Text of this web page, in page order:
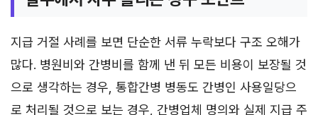
지급 거절 사례를 보면 단순한 서류 누락보다 구조 오해가
많다. 병원비와 간병비를 함께 낸 뒤 모든 비용이 보장될 것
으로 생각하는 경우, 통합간병 병동도 간병인 사용일당으
로 처리될 것으로 보는 경우, 간병업체 명의와 실제 지급 주